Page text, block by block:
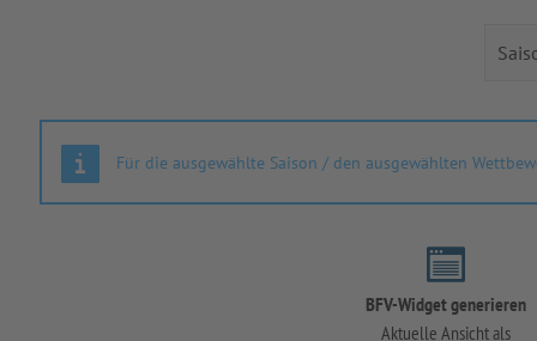
Für die ausgewählte Saison / den ausgewählten
BFV-Widget generieren
Aktuelle Ansicht als